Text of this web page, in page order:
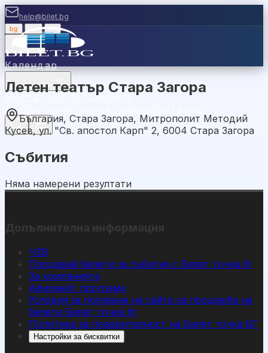
help@bilet.bg
bg |
Вход
Календар
Категории
Продавайте с
нас
Летен театър Стара Загора
България, Стара Загора, Митрополит Методий
Кусев, ул. "Св. апостол Карп" 2, 6004 Стара Загора
Събития
Няма намерени резултати
Допълнителна информация
ЧЗВ
Продавай билети за събития с Билет точка бг
За компанията
Афилиейт програма
Условия за ползване на сайта за продажба на
билети Билет точка бг
Политика за поверителност на Билет точка БГ
Настройки за бисквитки